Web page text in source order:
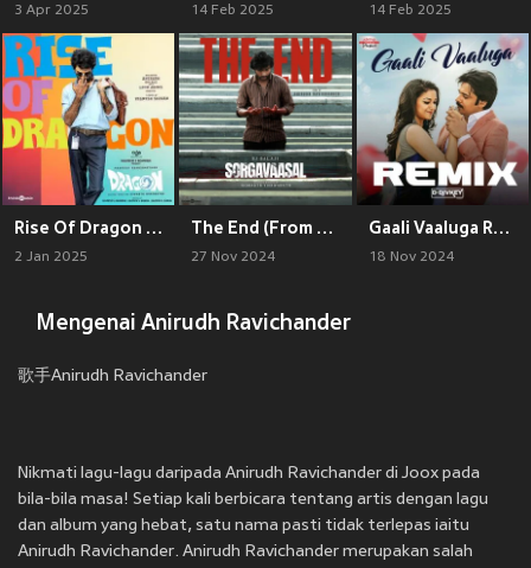
3 Apr 2025 14 Feb 2025 14 Feb 2025
Rise Of Dragon (From "Dragon")
2 Jan 2025
The End (From "Sorgavaasal")
27 Nov 2024
Gaali Vaaluga Remix (From "Agnyaathavaasi")
18 Nov 2024
Mengenai Anirudh Ravichander
歌手Anirudh Ravichander
Nikmati lagu-lagu daripada Anirudh Ravichander di Joox pada
bila-bila masa! Setiap kali berbicara tentang artis dengan lagu
dan album yang hebat, satu nama pasti tidak terlepas iaitu
Anirudh Ravichander. Anirudh Ravichander merupakan salah